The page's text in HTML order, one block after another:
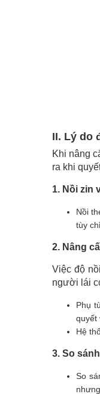
II. Lý do
Khi nâng
ra khi
1. Nồi zin
Nồi
tùy
2. Nâng
Việc độ
người lái
Phụ
quyết
Hệ
3. So
So